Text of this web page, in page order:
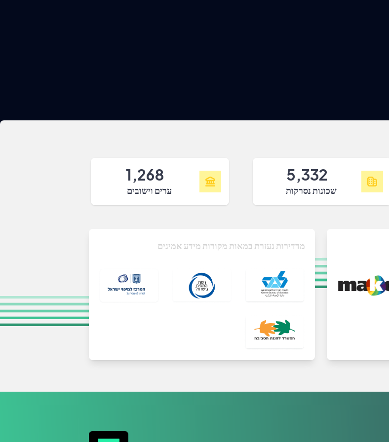
1,268
ערים וישובים
5,332
שכונות נסרקות
מדדירות נעזרת במאות מקורות מידע אמינים